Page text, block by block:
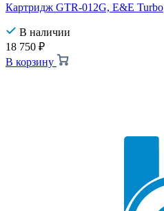
Картридж GTR-012G, E&E Turbo
В наличии
18 750 ₽
В корзину